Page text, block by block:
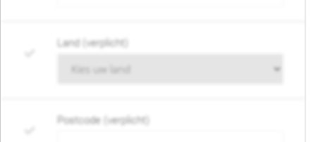
Land (verplicht)
Postcode (verplicht)